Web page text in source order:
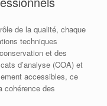
de la qualité, chaque
techniques
et des
d’analyse (COA) et
accessibles, ce
cohérence des